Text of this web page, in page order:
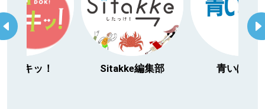
編集部 青いぽすと
「北海道３大